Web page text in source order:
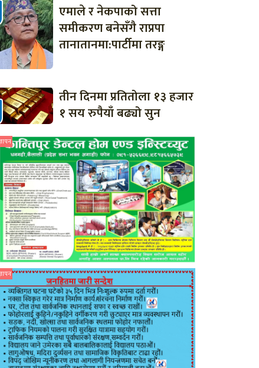
एमाले र नेकपाको सत्ता
समीकरण बनेसँगै राप्रपा
तानातानमा:पार्टीमा तरङ्ग
तीन दिनमा प्रतितोला १३ हजार
१ सय रुपैयाँ बढ्यो सुन